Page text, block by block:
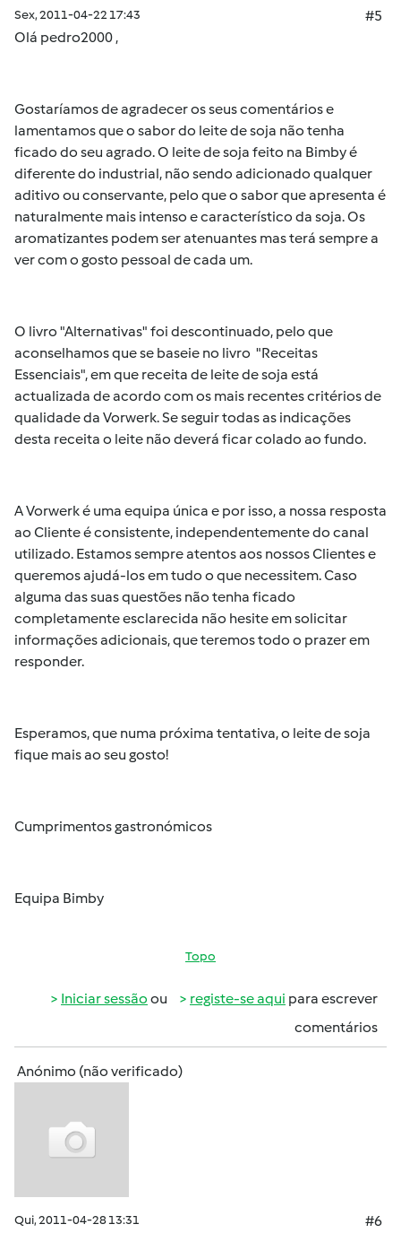
Sex, 2011-04-22 17:43
#5
Olá pedro2000 ,
Gostaríamos de agradecer os seus comentários e
lamentamos que o sabor do leite de soja não tenha
ficado do seu agrado. O leite de soja feito na Bimby é
diferente do industrial, não sendo adicionado qualquer
aditivo ou conservante, pelo que o sabor que apresenta é
naturalmente mais intenso e característico da soja. Os
aromatizantes podem ser atenuantes mas terá sempre a
ver com o gosto pessoal de cada um.
O livro "Alternativas" foi descontinuado, pelo que
aconselhamos que se baseie no livro "Receitas
Essenciais", em que receita de leite de soja está
actualizada de acordo com os mais recentes critérios de
qualidade da Vorwerk. Se seguir todas as indicações
desta receita o leite não deverá ficar colado ao fundo.
A Vorwerk é uma equipa única e por isso, a nossa resposta
ao Cliente é consistente, independentemente do canal
utilizado. Estamos sempre atentos aos nossos Clientes e
queremos ajudá-los em tudo o que necessitem. Caso
alguma das suas questões não tenha ficado
completamente esclarecida não hesite em solicitar
informações adicionais, que teremos todo o prazer em
responder.
Esperamos, que numa próxima tentativa, o leite de soja
fique mais ao seu gosto!
Cumprimentos gastronómicos
Equipa Bimby
Topo
Iniciar sessão ou registe-se aqui para escrever
comentários
Anónimo (não verificado)
Qui, 2011-04-28 13:31
#6